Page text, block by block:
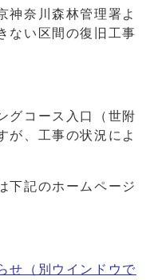
神奈川森林管理署よ
ない区間の復旧工事
グコース入口（世附
が、工事の状況によ
下記のホームページ
せ
（別ウインドウで